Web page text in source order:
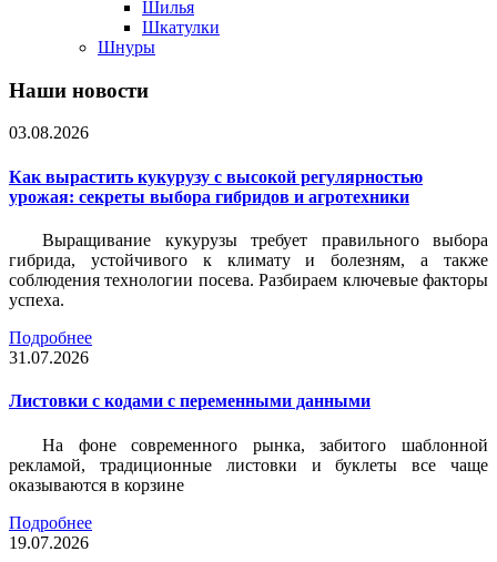
Шилья
Шкатулки
Шнуры
Наши новости
03.08.2026
Как вырастить кукурузу с высокой регулярностью
урожая: секреты выбора гибридов и агротехники
Выращивание кукурузы требует правильного выбора
гибрида, устойчивого к климату и болезням, а также
соблюдения технологии посева. Разбираем ключевые факторы
успеха.
Подробнее
31.07.2026
Листовки c кодами с переменными данными
На фоне современного рынка, забитого шаблонной
рекламой, традиционные листовки и буклеты все чаще
оказываются в корзине
Подробнее
19.07.2026